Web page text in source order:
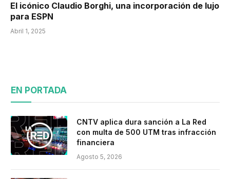
El icónico Claudio Borghi, una incorporación de lujo
para ESPN
Abril 1, 2025
EN PORTADA
CNTV aplica dura sanción a La Red
con multa de 500 UTM tras infracción
financiera
Agosto 5, 2026